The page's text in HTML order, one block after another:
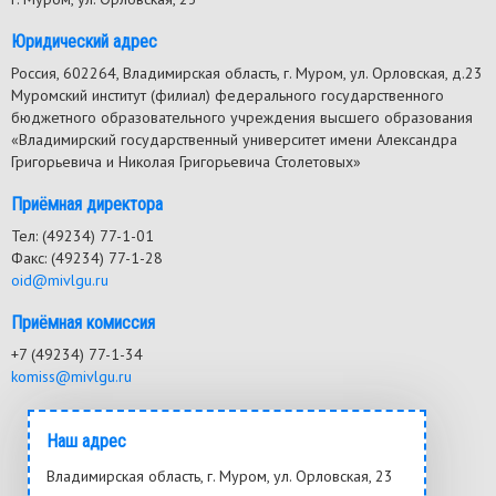
Юридический адрес
Россия, 602264, Владимирская область, г. Муром, ул. Орловская, д.23
Муромский институт (филиал) федерального государственного
бюджетного образовательного учреждения высшего образования
«Владимирский государственный университет имени Александра
Григорьевича и Николая Григорьевича Столетовых»
Приёмная директора
Тел: (49234) 77-1-01
Факс: (49234) 77-1-28
oid@mivlgu.ru
Приёмная комиссия
+7 (49234) 77-1-34
komiss@mivlgu.ru
Наш адрес
Владимирская область, г. Муром, ул. Орловская, 23